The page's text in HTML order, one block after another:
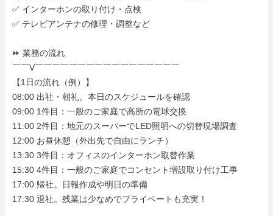
✅ インターホンの取り付け・点検
✅ テレビアンテナの修理・調整など
⏩ 業務の流れ
￣￣V￣￣￣￣￣￣￣￣￣￣￣￣￣￣￣￣￣
【1日の流れ（例）】
08:00 出社・朝礼。本日のスケジュールを確認
09:00 1件目：一般のご家庭で高所の電球交換
11:00 2件目：地元のスーパーでLED照明への切替現場調査
12:00 お昼休憩（外出先で自由にランチ）
13:30 3件目：オフィスのインターホン取替作業
15:30 4件目：一般のご家庭でコンセント増設取り付け工事
17:00 帰社。日報作成や明日の準備
17:30 退社。残業は少なめでプライベートも充実！